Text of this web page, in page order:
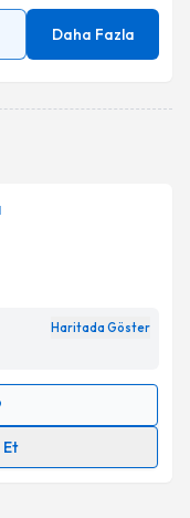
Daha Fazla
Haritada Göster